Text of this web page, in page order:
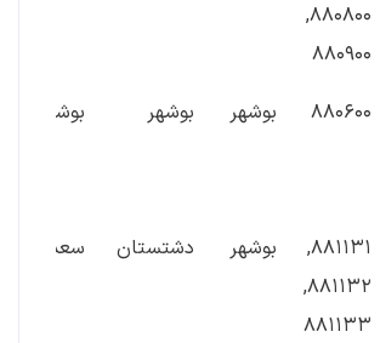
۸۸۰۸۰۰,
۸۸۰۹۰۰
۸۸۰۶۰۰ بوشهر بوشهر بوشهر
۸۸۱۱۳۱,
۸۸۱۱۳۲,
۸۸۱۱۳۳
بوشهر دشتستان سعدآباد